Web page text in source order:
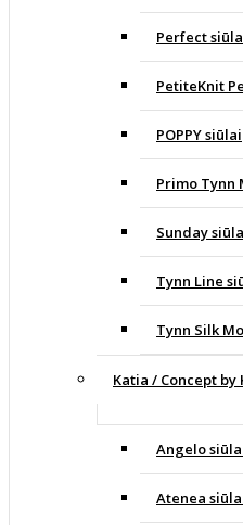
Perfect
PetiteKnit
POPPY siūlai
Primo Tynn
Sunday
Tynn Line
Tynn Silk
Katia / Concept by
Angelo
Atenea